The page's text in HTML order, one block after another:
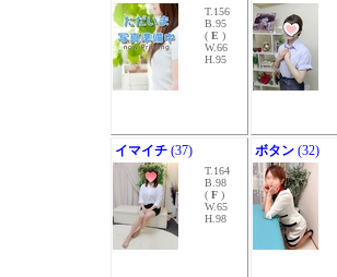
T.156
B.95
( E )
W.66
H.95
イマイチ (37)
T.164
B.98
( F )
W.65
H.98
ボタン (32)